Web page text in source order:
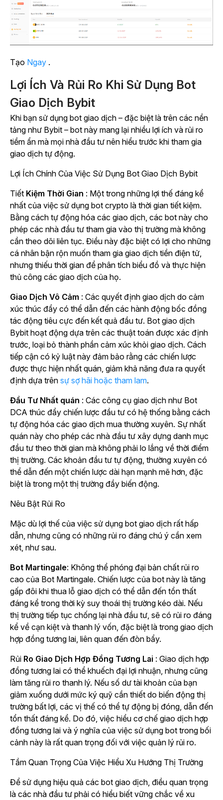
Tạo Ngay .
Lợi Ích Và Rủi Ro Khi Sử Dụng Bot
Giao Dịch Bybit
Khi bạn sử dụng bot giao dịch – đặc biệt là trên các nền
tảng như Bybit – bot này mang lại nhiều lợi ích và rủi ro
tiềm ẩn mà mọi nhà đầu tư nên hiểu trước khi tham gia
giao dịch tự động.
Lợi Ích Chính Của Việc Sử Dụng Bot Giao Dịch Bybit
Tiết Kiệm Thời Gian : Một trong những lợi thế đáng kể
nhất của việc sử dụng bot crypto là thời gian tiết kiệm.
Bằng cách tự động hóa các giao dịch, các bot này cho
phép các nhà đầu tư tham gia vào thị trường mà không
cần theo dõi liên tục. Điều này đặc biệt có lợi cho những
cá nhân bận rộn muốn tham gia giao dịch tiền điện tử,
nhưng thiếu thời gian để phân tích biểu đồ và thực hiện
thủ công các giao dịch của họ.
Giao Dịch Vô Cảm : Các quyết định giao dịch do cảm
xúc thúc đẩy có thể dẫn đến các hành động bốc đồng
tác động tiêu cực đến kết quả đầu tư. Bot giao dịch
Bybit hoạt động dựa trên các thuật toán được xác định
trước, loại bỏ thành phần cảm xúc khỏi giao dịch. Cách
tiếp cận có kỷ luật này đảm bảo rằng các chiến lược
được thực hiện nhất quán, giảm khả năng đưa ra quyết
định dựa trên sự sợ hãi hoặc tham lam.
Đầu Tư Nhất quán : Các công cụ giao dịch như Bot
DCA thúc đẩy chiến lược đầu tư có hệ thống bằng cách
tự động hóa các giao dịch mua thường xuyên. Sự nhất
quán này cho phép các nhà đầu tư xây dựng danh mục
đầu tư theo thời gian mà không phải lo lắng về thời điểm
thị trường. Các khoản đầu tư tự động, thường xuyên có
thể dẫn đến một chiến lược dài hạn mạnh mẽ hơn, đặc
biệt là trong một thị trường đầy biến động.
Nêu Bật Rủi Ro
Mặc dù lợi thế của việc sử dụng bot giao dịch rất hấp
dẫn, nhưng cũng có những rủi ro đáng chú ý cần xem
xét, như sau.
Bot Martingale: Không thể phóng đại bản chất rủi ro
cao của Bot Martingale. Chiến lược của bot này là tăng
gấp đôi khi thua lỗ giao dịch có thể dẫn đến tổn thất
đáng kể trong thời kỳ suy thoái thị trường kéo dài. Nếu
thị trường tiếp tục chống lại nhà đầu tư, sẽ có rủi ro đáng
kể về cạn kiệt và thanh lý vốn, đặc biệt là trong giao dịch
hợp đồng tương lai, liên quan đến đòn bẩy.
Rủi Ro Giao Dịch Hợp Đồng Tương Lai : Giao dịch hợp
đồng tương lai có thể khuếch đại lợi nhuận, nhưng cũng
làm tăng rủi ro thanh lý. Nếu số dư tài khoản của bạn
giảm xuống dưới mức ký quỹ cần thiết do biến động thị
trường bất lợi, các vị thế có thể tự động bị đóng, dẫn đến
tổn thất đáng kể. Do đó, việc hiểu cơ chế giao dịch hợp
đồng tương lai và ý nghĩa của việc sử dụng bot trong bối
cảnh này là rất quan trọng đối với việc quản lý rủi ro.
Tầm Quan Trọng Của Việc Hiểu Xu Hướng Thị Trường
Để sử dụng hiệu quả các bot giao dịch, điều quan trọng
là các nhà đầu tư phải có hiểu biết vững chắc về xu